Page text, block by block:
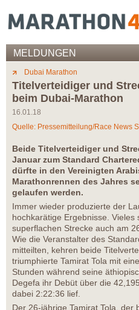
MELDUNGEN
Dubai Marathon
Titelverteidiger und
beim Dubai-Marathon
16.01.18
Quelle: Pressemitteilung/Race News
Beide Titelverteidiger und
Januar zum Standard
dürfte in den Vereinigten
Marathonrennen des Jahres
gelaufen werden.
Immer wieder produzierte der
hochkarätige Ergebnisse.
superflachen Strecke auch am
Wie die Veranstalter des
mitteilten, kehren beide
triumphierte Tamirat Tola mit
Stunden während seine
Degefa ihr Debüt über die
dabei 2:22:36 lief.
Der 26-jährige Tamirat Tola, der